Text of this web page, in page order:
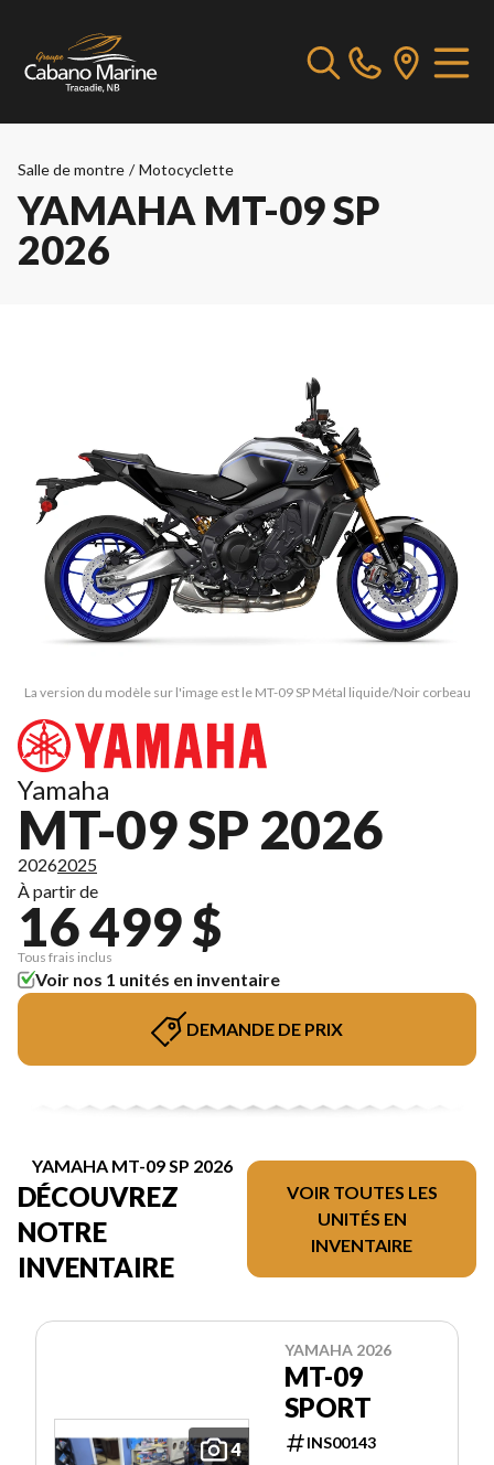
Salle de montre / Motocyclette
YAMAHA MT-09 SP
2026
La version du modèle sur l'image est le MT-09 SP Métal liquide/Noir corbeau
Yamaha
MT-09 SP 2026
20262025
À partir de
16 499 $
Tous frais inclus
Voir nos 1 unités en inventaire
DEMANDE DE PRIX
YAMAHA MT-09 SP 2026
DÉCOUVREZ
NOTRE
INVENTAIRE
VOIR TOUTES LES
UNITÉS EN
INVENTAIRE
4
YAMAHA 2026
MT-09
SPORT
INS00143